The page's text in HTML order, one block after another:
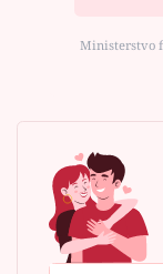
Ministerstvo